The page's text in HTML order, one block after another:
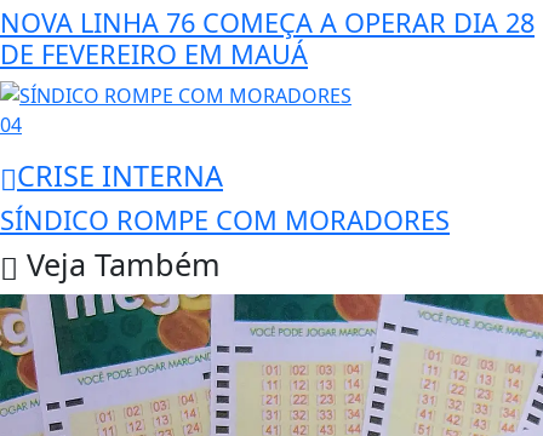
NOVA LINHA 76 COMEÇA A OPERAR DIA 28
DE FEVEREIRO EM MAUÁ
04
CRISE INTERNA
SÍNDICO ROMPE COM MORADORES
Veja Também